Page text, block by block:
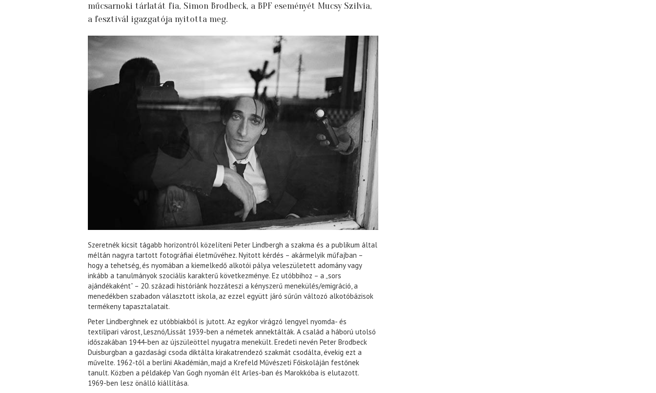
műcsarnoki tárlatát fia, Simon Brodbeck, a BPF eseményét Mucsy Szilvia,
a fesztivál igazgatója nyitotta meg.
Szeretnék kicsit tágabb horizontról közelíteni Peter Lindbergh a szakma és a publikum által
méltán nagyra tartott fotográfiai életművéhez. Nyitott kérdés – akármelyik műfajban –
hogy a tehetség, és nyomában a kiemelkedő alkotói pálya veleszületett adomány vagy
inkább a tanulmányok szociális karakterű következménye. Ez utóbbihoz – a „sors
ajándékaként” – 20. századi históriánk hozzáteszi a kényszerű menekülés/emigráció, a
menedékben szabadon választott iskola, az ezzel együtt járó sűrűn változó alkotóbázisok
termékeny tapasztalatait.
Peter Lindberghnek ez utóbbiakból is jutott. Az egykor virágzó lengyel nyomda- és
textilipari várost, Lesznó/Lissát 1939-ben a németek annektálták. A család a háború utolsó
időszakában 1944-ben az újszüleöttel nyugatra menekült. Eredeti nevén Peter Brodbeck
Duisburgban a gazdasági csoda diktálta kirakatrendező szakmát csodálta, évekig ezt a
művelte. 1962-től a berlini Akadémián, majd a Krefeld Művészeti Főiskoláján festőnek
tanult. Közben a példakép Van Gogh nyomán élt Arles-ban és Marokkóba is elutazott.
1969-ben lesz önálló kiállítása.